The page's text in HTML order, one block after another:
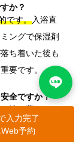
か？
です。入浴直
ングで保湿剤
ち着いた後も
要です。
全ですか？
塗り薬）とし
軽度アトピー
入力完了
予約